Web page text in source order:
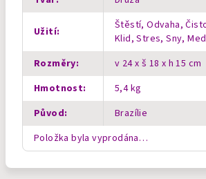
Užití:
Štěstí, Odvaha,
Klid, Stres, Sny,
Rozměry:
v 24 x š 18 x h 15 cm
Hmotnost:
5,4 kg
Původ:
Brazílie
Položka byla vyprodána…